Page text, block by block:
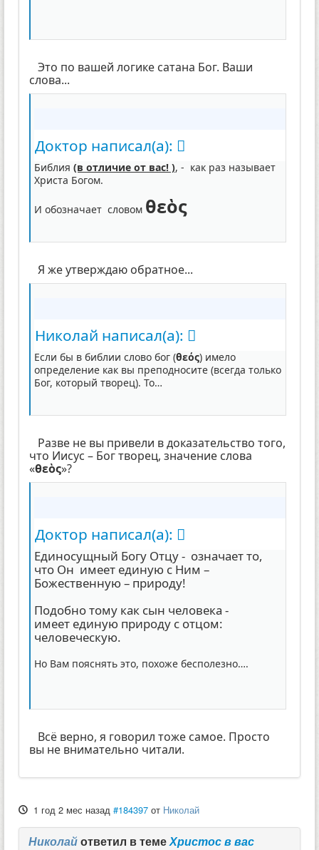
Это по вашей логике сатана Бог. Ваши
слова...
Доктор написал(а):
Библия (в отличие от вас! ), - как раз называет
Христа Богом.
И обозначает словом θεὸς
Я же утверждаю обратное...
Николай написал(а):
Если бы в библии слово бог (θεός) имело
определение как вы преподносите (всегда только
Бог, который творец). То…
Разве не вы привели в доказательство того,
что Иисус – Бог творец, значение слова
«θεὸς»?
Доктор написал(а):
Единосущный Богу Отцу - означает то,
что Он имеет единую с Ним –
Божественную – природу!
Подобно тому как сын человека -
имеет единую природу с отцом:
человеческую.
Но Вам пояснять это, похоже бесполезно….
Всё верно, я говорил тоже самое. Просто
вы не внимательно читали.
1 год 2 мес назад #184397 от Николай
Николайответил в темеХристос в вас